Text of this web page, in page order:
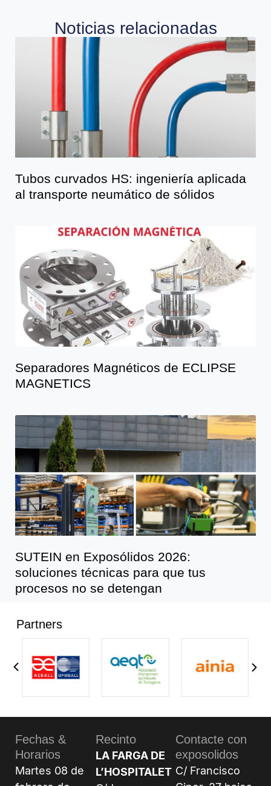
Noticias relacionadas
Tubos curvados HS: ingeniería aplicada
al transporte neumático de sólidos
Separadores Magnéticos de ECLIPSE
MAGNETICS
SUTEIN en Exposólidos 2026:
soluciones técnicas para que tus
procesos no se detengan
Partners
Fechas &
Horarios
Martes 08 de
Recinto
LA FARGA DE
L’HOSPITALET
Contacte con
exposolidos
C/ Francisco